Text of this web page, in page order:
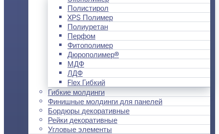
Полистирол
XPS Полимер
Полиуретан
Перфом
Фитополимер
Дюрополимер®
МДФ
ЛДФ
Flex Гибкий
Гибкие молдинги
Финишные молдинги для панелей
Бордюры декоративные
Рейки декоративные
Угловые элементы